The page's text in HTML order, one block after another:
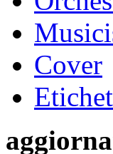
Cover